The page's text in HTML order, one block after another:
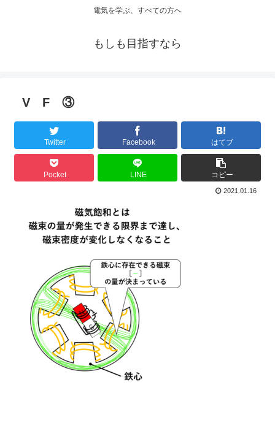
電気を学ぶ、すべての方へ
もしも目指すなら
V F ③
Twitter Facebook はてブ
Pocket LINE コピー
2021.01.16